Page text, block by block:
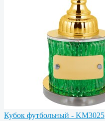
Кубок футбольный - KM3025